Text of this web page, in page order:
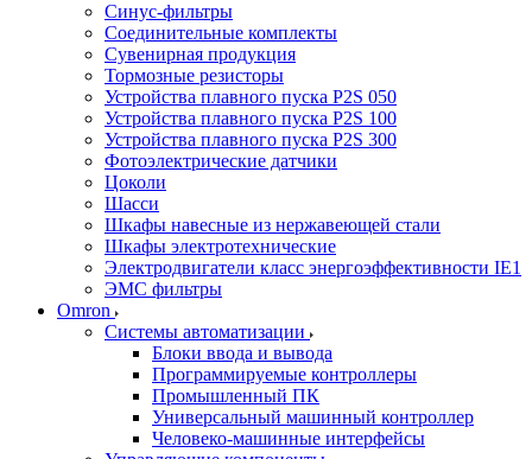
Синус-фильтры
Соединительные комплекты
Сувенирная продукция
Тормозные резисторы
Устройства плавного пуска P2S 050
Устройства плавного пуска P2S 100
Устройства плавного пуска P2S 300
Фотоэлектрические датчики
Цоколи
Шасси
Шкафы навесные из нержавеющей стали
Шкафы электротехнические
Электродвигатели класс энергоэффективности IE1
ЭМС фильтры
Omron
Системы автоматизации
Блоки ввода и вывода
Программируемые контроллеры
Промышленный ПК
Универсальный машинный контроллер
Человеко-машинные интерфейсы